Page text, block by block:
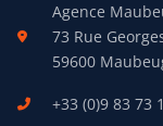
Agence
73 Rue
59600
+33 (0)9 83 73